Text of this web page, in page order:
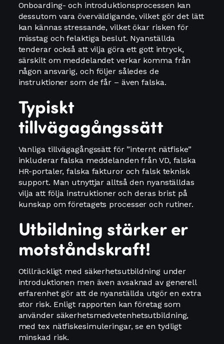
Onboarding- och introduktionsprocessen kan
dessutom vara överväldigande, vilket gör det lätt
kan kännas stressande, vilket ökar risken för
misstag och felaktiga beslut. Nyanställda
tenderar också att vilja göra ett gott intryck,
särskilt om meddelandet verkar komma från
någon ansvarig, och följer således de
instruktioner som de får – även falska.
Typiskt
tillvägagångssätt
Vanliga tillvägagångssätt för ”internt nätfiske”
inkluderar falska meddelanden från VD, falska
HR-portaler, falska fakturor och falsk teknisk
support. Man utnyttjar alltså den nyanställdas
vilja att följa instruktioner och deras brist på
kunskap om företagets processer och rutiner.
Utbildning stärker er
motståndskraft!
Otillräckligt med säkerhetsutbildning under
introduktionen men även avsaknad av generell
erfarenhet gör att de nyanställda utgör en extra
stor risk. Enligt rapporten kan företag som
använder säkerhetsmedvetenhetsutbildning,
med tex nätfiskesimuleringar, se en tydligt
minskad risk.